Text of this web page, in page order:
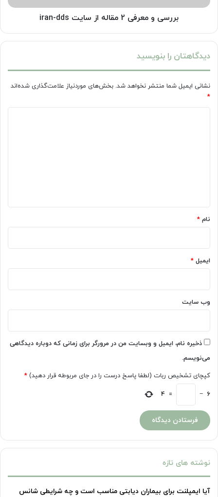
نامرتبی
dds
بررسی و معرفی 2 مقاله از سایت iran-dds
دیدگاهتان را بنویسید
نشانی ایمیل شما منتشر نخواهد شد. بخش‌های موردنیاز علامت‌گذاری شده‌اند
*
نام *
ایمیل *
وب‌ سایت
ذخیره نام، ایمیل و وبسایت من در مرورگر برای زمانی که دوباره دیدگاهی
می‌نویسم.
کپچای تشخیص ربات (لطفا پاسخ درست را در جای مربوطه قرار دهید) *
6
−
=
4
نوشته های تازه
آیا ایمپلنت برای بیماران دیابتی مناسب است و چه شرایطی شانس